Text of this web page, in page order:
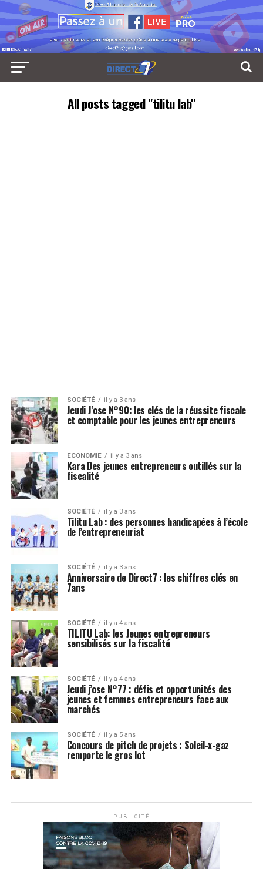
All posts tagged "tilitu lab"
SOCIÉTÉ il y a 3 ans
Jeudi J’ose N°90: les clés de la réussite fiscale
et comptable pour les jeunes entrepreneurs
ECONOMIE il y a 3 ans
Kara Des jeunes entrepreneurs outillés sur la
fiscalité
SOCIÉTÉ il y a 3 ans
Tilitu Lab : des personnes handicapées à l’école
de l’entrepreneuriat
SOCIÉTÉ il y a 3 ans
Anniversaire de Direct7 : les chiffres clés en
7ans
SOCIÉTÉ il y a 4 ans
TILITU Lab: les Jeunes entrepreneurs
sensibilisés sur la fiscalité
SOCIÉTÉ il y a 4 ans
Jeudi j’ose N°77 : défis et opportunités des
jeunes et femmes entrepreneurs face aux
marchés
SOCIÉTÉ il y a 5 ans
Concours de pitch de projets : Soleil-x-gaz
remporte le gros lot
PUBLICITÉ